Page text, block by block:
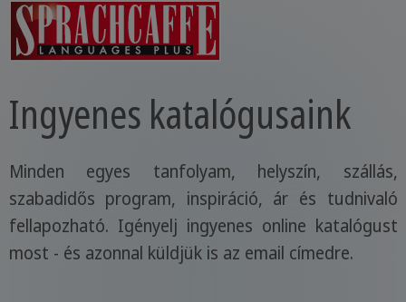
Ingyenes katalógusaink
Minden egyes tanfolyam, helyszín, szállás,
szabadidős program, inspiráció, ár és tudnivaló
fellapozható. Igényelj ingyenes online katalógust
most - és azonnal küldjük is az email címedre.